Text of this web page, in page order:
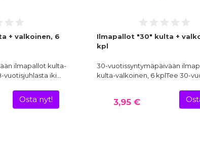
+ valkoinen, 6
ilmapallot kulta-
vuotisjuhlasta iki…
Osta nyt!
Ilmapallot "30" kulta +
kpl
30-vuotissyntymäpäivään
kulta-valkoinen, 6 kplTee 30-
3,95 €